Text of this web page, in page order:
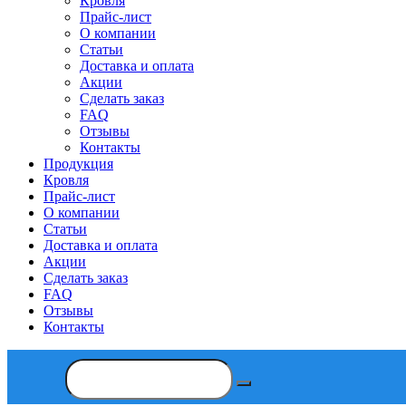
Прайс-лист
О компании
Статьи
Доставка и оплата
Акции
Сделать заказ
FAQ
Отзывы
Контакты
Продукция
Кровля
Прайс-лист
О компании
Статьи
Доставка и оплата
Акции
Сделать заказ
FAQ
Отзывы
Контакты